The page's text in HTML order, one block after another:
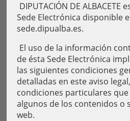
DIPUTACIÓN DE
Sede Electrónica disponible
sede.dipualba.es.
El uso de la información
de ésta Sede Electrónica
las siguientes condiciones
detalladas en este aviso
condiciones particulares
algunos de los contenidos o
web.